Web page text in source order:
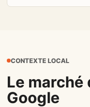
CONTEXTE LOCAL
Le marché
Google